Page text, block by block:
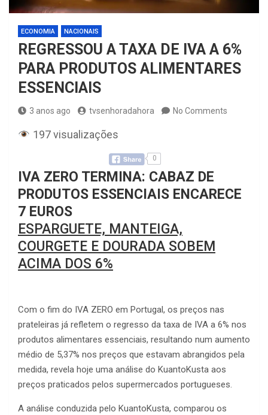
ECONOMIA NACIONAIS
REGRESSOU A TAXA DE IVA A 6%
PARA PRODUTOS ALIMENTARES
ESSENCIAIS
3 anos ago tvsenhoradahora No Comments
197 visualizações
0
IVA ZERO TERMINA: CABAZ DE
PRODUTOS ESSENCIAIS ENCARECE
7 EUROS
ESPARGUETE, MANTEIGA,
COURGETE E DOURADA SOBEM
ACIMA DOS 6%
Com o fim do IVA ZERO em Portugal, os preços nas
prateleiras já refletem o regresso da taxa de IVA a 6% nos
produtos alimentares essenciais, resultando num aumento
médio de 5,37% nos preços que estavam abrangidos pela
medida, revela hoje uma análise do KuantoKusta aos
preços praticados pelos supermercados portugueses.
A análise conduzida pelo KuantoKusta, comparou os